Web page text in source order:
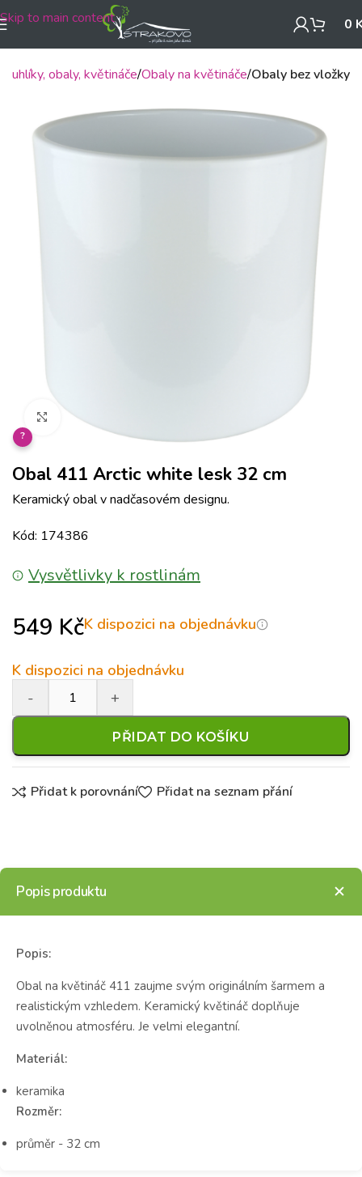
Skip to main content 0
Truhlíky, obaly, květináče Obaly na květináče Obaly bez vložky
Klikněte pro zvětšení
?
Obal 411 Arctic white lesk 32 cm
Keramický obal v nadčasovém designu.
Kód: 174386
Vysvětlivky k rostlinám
549 KčK dispozici na objednávku
K dispozici na objednávku
PŘIDAT DO KOŠÍKU
Přidat k porovnání Přidat na seznam přání
Popis produktu
Popis:
Obal na květináč 411 zaujme svým originálním šarmem a
realistickým vzhledem. Keramický květináč doplňuje
uvolněnou atmosféru. Je velmi elegantní.
Materiál:
keramika
Rozměr:
průměr - 32 cm